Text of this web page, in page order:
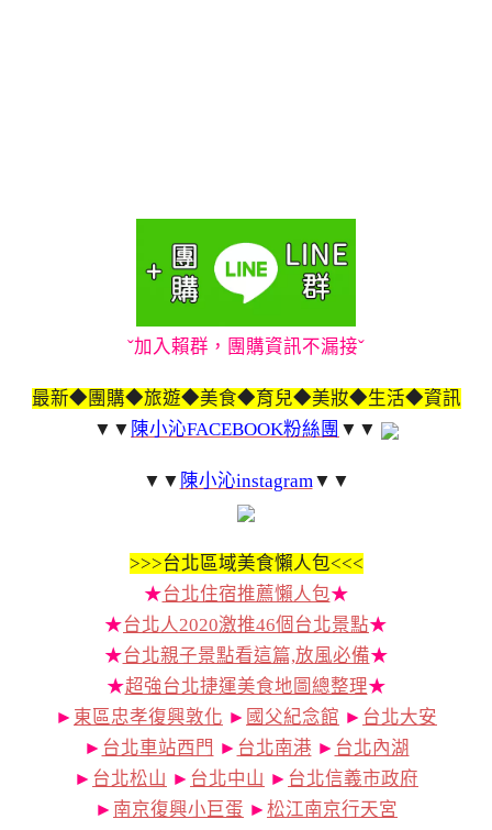
ˇ加入賴群，團購資訊不漏接ˇ
最新◆團購◆旅遊◆美食◆育兒◆美妝◆生活◆資訊
▼▼ 陳小沁FACEBOOK粉絲團 ▼▼
▼▼ 陳小沁instagram ▼▼
>>>台北區域美食懶人包<<<
★台北住宿推薦懶人包★
★台北人2020激推46個台北景點★
★台北親子景點看這篇,放風必備★
★超強台北捷運美食地圖總整理★
► 東區忠孝復興敦化 ► 國父紀念館 ► 台北大安
► 台北車站西門 ► 台北南港 ► 台北內湖
► 台北松山 ► 台北中山 ► 台北信義市政府
► 南京復興小巨蛋 ► 松江南京行天宮